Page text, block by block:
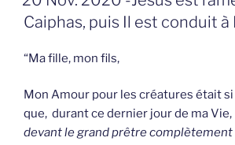
OP
Caiphas, puis Il est conduit à
“Ma fille, mon fils,
Mon Amour pour les créatures était si
que, durant ce dernier jour de ma Vie,
devant le grand prêtre